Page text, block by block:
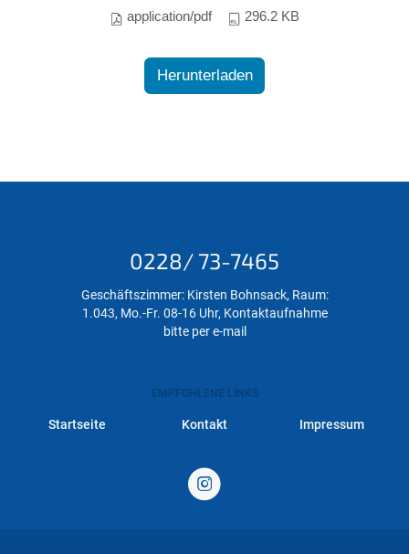
application/pdf 296.2 KB
Herunterladen
0228/ 73-7465
Geschäftszimmer: Kirsten Bohnsack, Raum:
1.043, Mo.-Fr. 08-16 Uhr, Kontaktaufnahme
bitte per e-mail
EMPFOHLENE LINKS
Startseite Kontakt Impressum